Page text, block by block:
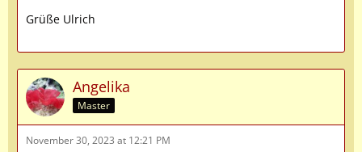
Grüße Ulrich
Angelika
Master
November 30, 2023 at 12:21 PM